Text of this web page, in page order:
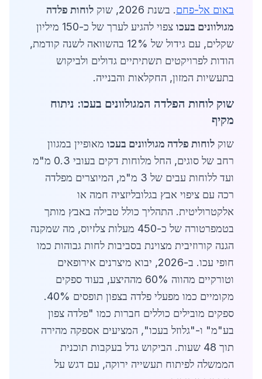
באום אל-פחם. בשנת 2026, שוק
לוחות פלדה
מגולוונים בעכו
צפוי להגיע לערך של כ-150 מיליון
שקלים, עם גידול של 12% בהשוואה לשנה קודמת,
הודות לפרויקטים תשתיתיים גדולים ולביקוש
בתעשיות המזון, החקלאות והבנייה.
שוק לוחות הפלדה המגולוונים בעכו: ניתוח
מקיף
שוק לוחות פלדה מגולוונים בעכו מאופיין במגוון
רחב של סוגים, החל מלוחות דקים בעובי 0.3 מ"מ
ועד ללוחות עבים של 3 מ"מ, המיוצרים מפלדה
רכה עם ציפוי אבץ בגלובליזציה חמה או
אלקטרוליטית. התהליך כולל טבילה באבץ מותך
בטמפרטורה של כ-450 מעלות צלזיוס, מה שמקנה
הגנה קורוזיבית מצוינת בסביבות לחות גבוהות כמו
חופי עכו. ב-2026, יבוא מיצרנים אירופאים
וטורקיים מהווה 60% מההיצע, בעוד ספקים
מקומיים כמו מפעלי פלדה בצפון תופסים 40%.
ספקים מובילים כוללים חברות כמו "פלדה צפון
בע"מ" ו-"גלוזל בעכו", המציעים אספקה מהירה
תוך 48 שעות. הביקוש גדל בעקבות תוכנית
הממשלה לפיתוח תעשייה ירוקה, עם דגש על